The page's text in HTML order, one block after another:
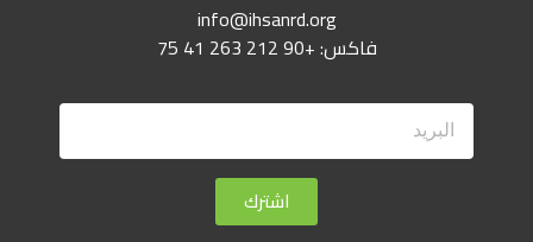
info@ihsanrd.org
فاكس: +90 212 263 41 75
اشترك